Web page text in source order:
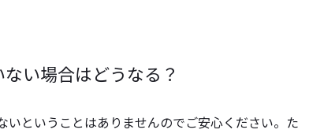
い場合はどうなる？
ということはありませんのでご安心ください。た